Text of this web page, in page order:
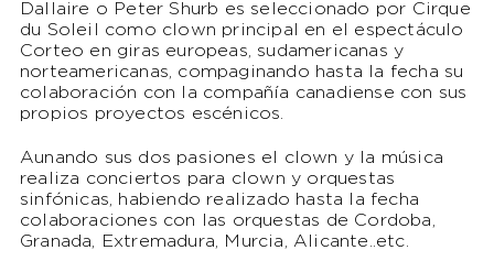
Dallaire o Peter Shurb es seleccionado por Cirque
du Soleil como clown principal en el espectáculo
Corteo en giras europeas, sudamericanas y
norteamericanas, compaginando hasta la fecha su
colaboración con la compañía canadiense con sus
propios proyectos escénicos.
Aunando sus dos pasiones el clown y la música
realiza conciertos para clown y orquestas
sinfónicas, habiendo realizado hasta la fecha
colaboraciones con las orquestas de Cordoba,
Granada, Extremadura, Murcia, Alicante..etc.